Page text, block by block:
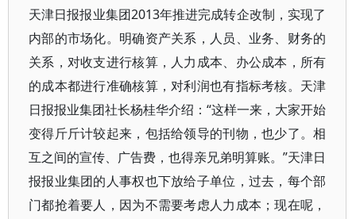
天津日报报业集团2013年推进完成转企改制，实现了
内部的市场化。明确资产关系，人员、业务、财务的
关系，对收支进行核算，人力成本、办公成本，所有
的成本都进行准确核算，对利润也有指标考核。天津
日报报业集团社长杨桂华介绍：“这样一来，大家开始
变得斤斤计较起来，包括给领导的刊物，也少了。相
互之间的宣传、广告费，也得亲兄弟明算账。”天津日
报报业集团的人事权也下放给子单位，过去，每个部
门都抢着要人，因为不需要考虑人力成本；现在呢，